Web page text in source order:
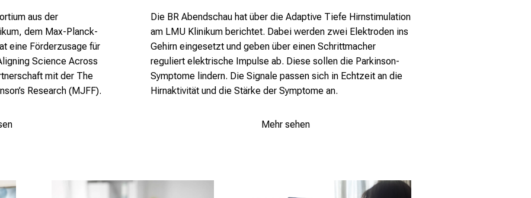
aus der
dem Max-Planck-
eine Förderzusage für
Science Across
mit der The
Research (MJFF).
Die BR Abendschau hat über die Adaptive Tiefe Hirnstimulation
am LMU Klinikum berichtet. Dabei werden zwei Elektroden ins
Gehirn eingesetzt und geben über einen Schrittmacher
reguliert elektrische Impulse ab. Diese sollen die Parkinson-
Symptome lindern. Die Signale passensich in Echtzeit an die
Hirnaktivität und die Stärke der Symptome an.
Mehr sehen